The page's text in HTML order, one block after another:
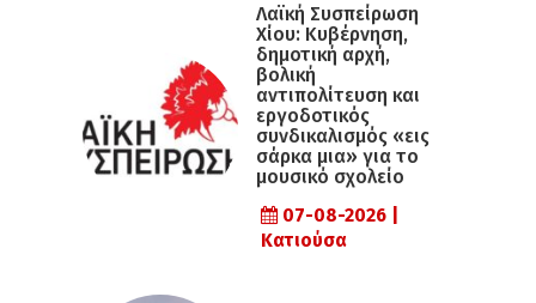
Λαϊκή Συσπείρωση
Χίου: Κυβέρνηση,
δημοτική αρχή,
βολική
αντιπολίτευση και
εργοδοτικός
συνδικαλισμός «εις
σάρκα μια» για το
μουσικό σχολείο
07-08-2026 |
Κατιούσα